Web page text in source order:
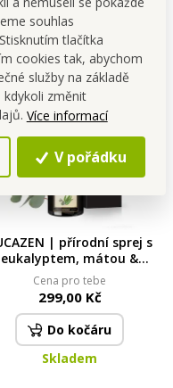
souhlas
tlačítka
cookies tak, abychom
služby na základě
změnit
Více informací
V pořádku
Skladem
| přírodní sprej s
eukalyptem, mátou &
mentolem | příjemné
dýchání při „rýmičce“ &
osvěžení | 30 ml
Cena pro tebe
299,00 Kč
Do kočáru
Skladem